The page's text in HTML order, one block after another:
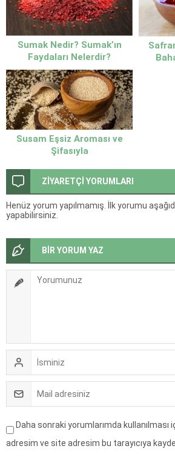
Sumak Nedir? Sumak’ın
Faydaları Nelerdir?
Susam Eşsiz Aroması ve
Şifasıyla
ZİYARETÇİ YORUMLARI
Henüz yorum yapılmamış. İlk yorumu
yapabilirsiniz.
BİR YORUM YAZ
Daha sonraki yorumlarımda kullanılması
adresim ve site adresim bu tarayıcıya